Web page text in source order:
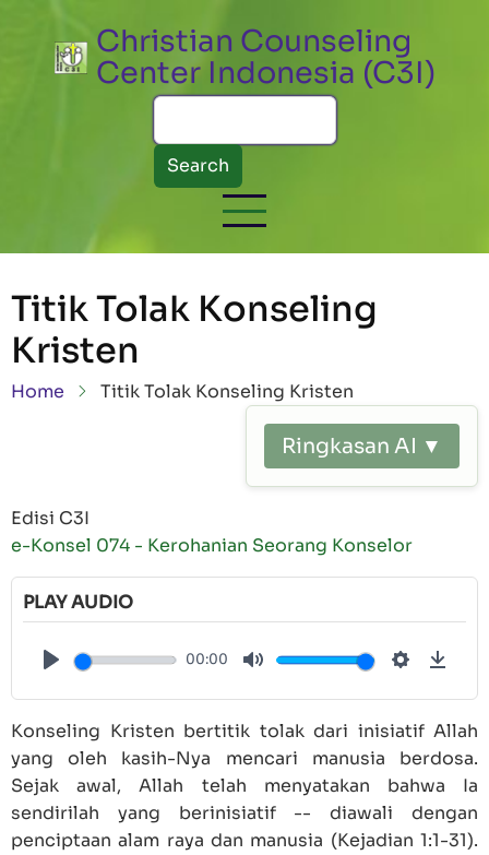
Christian Counseling
Center Indonesia (C3I)
Search
Titik Tolak Konseling
Kristen
Breadcrumb
Home Titik Tolak Konseling Kristen
Ringkasan AI ▼
Edisi C3I
e-Konsel 074 - Kerohanian Seorang Konselor
PLAY AUDIO
00:00
Konseling Kristen bertitik tolak dari inisiatif Allah
yang oleh kasih-Nya mencari manusia berdosa.
Sejak awal, Allah telah menyatakan bahwa Ia
sendirilah yang berinisiatif -- diawali dengan
penciptaan alam raya dan manusia (Kejadian 1:1-31).